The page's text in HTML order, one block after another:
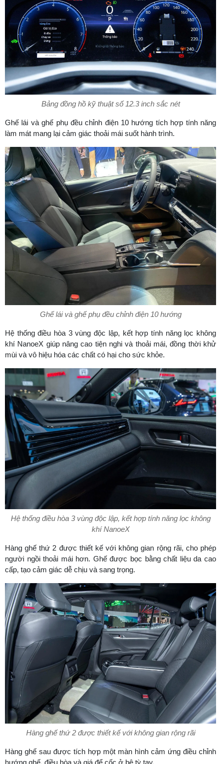
Bảng đồng hồ kỹ thuật số 12.3 inch sắc nét
Ghế lái và ghế phụ đều chỉnh điện 10 hướng tích hợp tính năng
làm mát mang lại cảm giác thoải mái suốt hành trình.
Ghế lái và ghế phụ đều chỉnh điện 10 hướng
Hệ thống điều hòa 3 vùng độc lập, kết hợp tính năng lọc không
khí NanoeX giúp nâng cao tiện nghi và thoải mái, đồng thời khử
mùi và vô hiệu hóa các chất có hại cho sức khỏe.
Hệ thống điều hòa 3 vùng độc lập, kết hợp tính năng lọc không
khí NanoeX
Hàng ghế thứ 2 được thiết kế với không gian rộng rãi, cho phép
người ngồi thoải mái hơn. Ghế được bọc bằng chất liệu da cao
cấp, tạo cảm giác dễ chịu và sang trọng.
Hàng ghế thứ 2 được thiết kế với không gian rộng rãi
Hàng ghế sau được tích hợp một màn hình cảm ứng điều chỉnh